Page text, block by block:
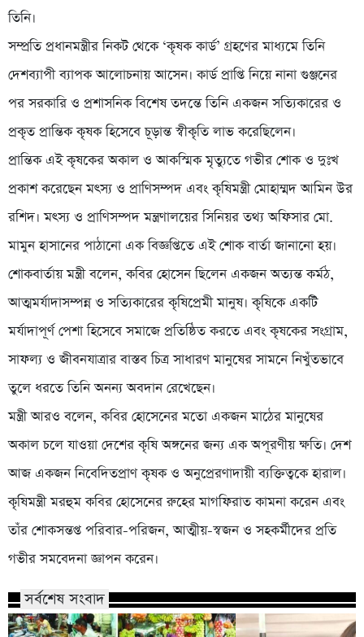
তিনি।
সম্প্রতি প্রধানমন্ত্রীর নিকট থেকে ‘কৃষক কার্ড’ গ্রহণের মাধ্যমে তিনি
দেশব্যাপী ব্যাপক আলোচনায় আসেন। কার্ড প্রাপ্তি নিয়ে নানা গুঞ্জনের
পর সরকারি ও প্রশাসনিক বিশেষ তদন্তে তিনি একজন সত্যিকারের ও
প্রকৃত প্রান্তিক কৃষক হিসেবে চূড়ান্ত স্বীকৃতি লাভ করেছিলেন।
প্রান্তিক এই কৃষকের অকাল ও আকস্মিক মৃত্যুতে গভীর শোক ও দুঃখ
প্রকাশ করেছেন মৎস্য ও প্রাণিসম্পদ এবং কৃষিমন্ত্রী মোহাম্মদ আমিন উর
রশিদ। মৎস্য ও প্রাণিসম্পদ মন্ত্রণালয়ের সিনিয়র তথ্য অফিসার মো.
মামুন হাসানের পাঠানো এক বিজ্ঞপ্তিতে এই শোক বার্তা জানানো হয়।
শোকবার্তায় মন্ত্রী বলেন, কবির হোসেন ছিলেন একজন অত্যন্ত কর্মঠ,
আত্মমর্যাদাসম্পন্ন ও সত্যিকারের কৃষিপ্রেমী মানুষ। কৃষিকে একটি
মর্যাদাপূর্ণ পেশা হিসেবে সমাজে প্রতিষ্ঠিত করতে এবং কৃষকের সংগ্রাম,
সাফল্য ও জীবনযাত্রার বাস্তব চিত্র সাধারণ মানুষের সামনে নিখুঁতভাবে
তুলে ধরতে তিনি অনন্য অবদান রেখেছেন।
মন্ত্রী আরও বলেন, কবির হোসেনের মতো একজন মাঠের মানুষের
অকাল চলে যাওয়া দেশের কৃষি অঙ্গনের জন্য এক অপূরণীয় ক্ষতি। দেশ
আজ একজন নিবেদিতপ্রাণ কৃষক ও অনুপ্রেরণাদায়ী ব্যক্তিত্বকে হারাল।
কৃষিমন্ত্রী মরহুম কবির হোসেনের রুহের মাগফিরাত কামনা করেন এবং
তাঁর শোকসন্তপ্ত পরিবার-পরিজন, আত্মীয়-স্বজন ও সহকর্মীদের প্রতি
গভীর সমবেদনা জ্ঞাপন করেন।
সর্বশেষ সংবাদ